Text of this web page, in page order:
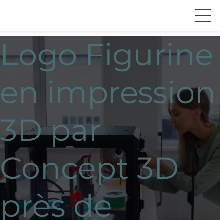
Logo Figurine
en impression
3D par
Concept 3D
près de